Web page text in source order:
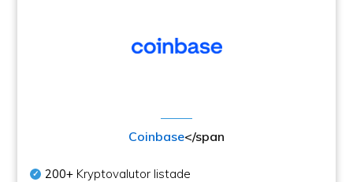
Coinbase</span
200+ Kryptovalutor listade